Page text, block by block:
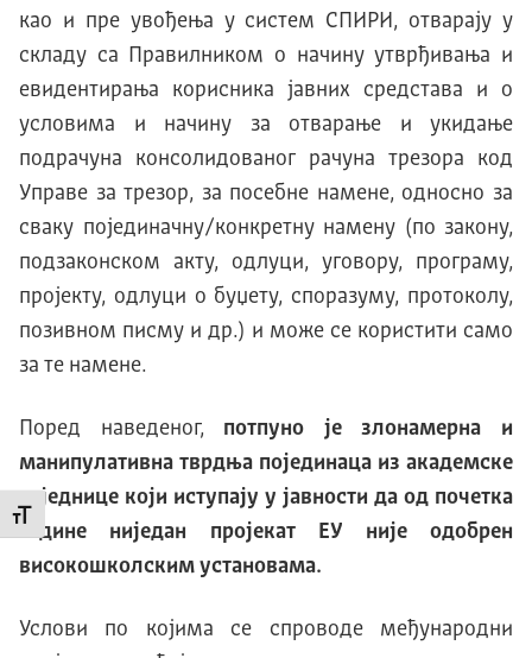
Промени величину слова
као и пре увођења у систем СПИРИ, отварају у
складу са Правилником о начину утврђивања и
евидентирања корисника јавних средстава и о
условима и начину за отварање и укидање
подрачуна консолидованог рачуна трезора код
Управе за трезор, за посебне намене, односно за
сваку појединачну/конкретну намену (по закону,
подзаконском акту, одлуци, уговору, програму,
пројекту, одлуци о буџету, споразуму, протоколу,
позивном писму и др.) и може се користити само
за те намене.
Поред наведеног, потпуно је злонамерна и
манипулативна тврдња појединаца из академске
заједнице који иступају у јавности да од почетка
године ниједан пројекат ЕУ није одобрен
високошколским установама.
Услови по којима се спроводе међународни